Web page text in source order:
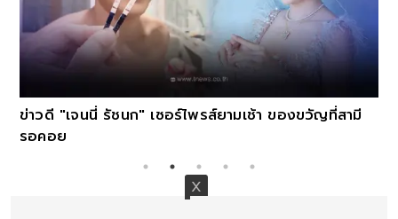
ข่าวดี "เจนนี่ รัชนก" เซอร์ไพรส์ยามเช้า ของขวัญที่สามี
รอคอย